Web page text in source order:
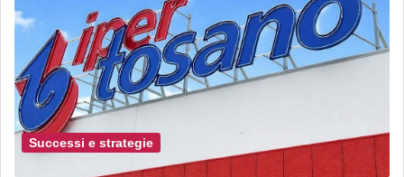
Successi e strategie